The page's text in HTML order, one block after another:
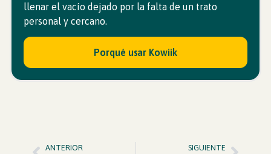
llenar el vacío dejado por la falta de un trato
personal y cercano.
Porqué usar Kowiik
ANTERIOR SIGUIENTE